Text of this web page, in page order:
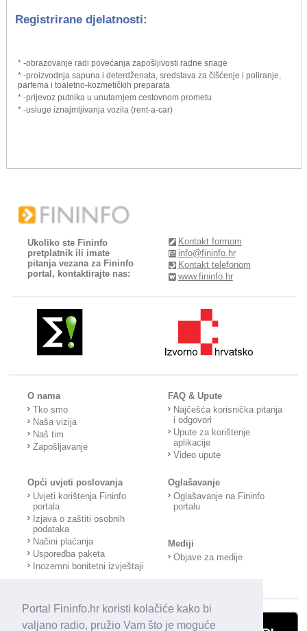
Portal Fininfo.hr koristi kolačiće kako bi
valjano radio, pružio Vam što je moguće
Registrirane djelatnosti:
* -obrazovanje radi povećanja zapošljivosti radne snage
* -proizvodnja sapuna i deterdženata, sredstava za čišćenje i poliranje,
parfema i toaletno-kozmetičkih preparata
* -prijevoz putnika u unutarnjem cestovnom prometu
* -usluge iznajmljivanja vozila (rent-a-car)
Ukoliko ste Fininfo
pretplatnik ili imate
pitanja vezana za Fininfo
portal, kontaktirajte nas:
Kontakt formom
info@fininfo.hr
Kontakt telefonom
www.fininfo.hr
O nama
Tko smo
Naša vizija
Naš tim
Zapošljavanje
FAQ & Upute
Najčešća korisnička pitanja
i odgovori
Upute za korištenje
aplikacije
Video upute
Opći uvjeti poslovanja
Uvjeti korištenja Fininfo
portala
Izjava o zaštiti osobnih
podataka
Načini plaćanja
Usporedba paketa
Inozemni bonitetni izvještaji
Oglašavanje
Oglašavanje na Fininfo
portalu
Mediji
Objave za medije